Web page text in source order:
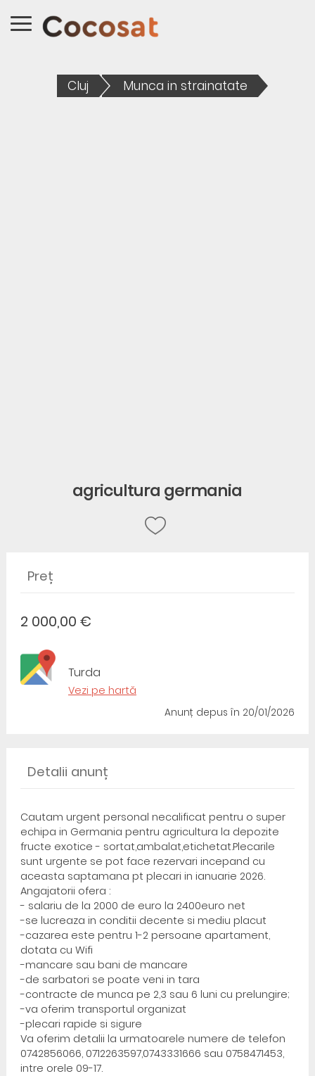
Cluj Munca in strainatate
agricultura germania
Preț
2 000,00 €
Turda
Vezi pe hartă
Anunț depusîn 20/01/2026
Detalii anunț
Cautam urgent personal necalificat pentru o super
echipa in Germania pentru agricultura la depozite
fructe exotice - sortat,ambalat,etichetat.Plecarile
sunt urgente se pot face rezervari incepand cu
aceasta saptamana pt plecari in ianuarie 2026.
Angajatorii ofera :
- salariu de la 2000 de euro la 2400euro net
-se lucreaza in conditii decente si mediu placut
-cazarea este pentru 1-2 persoane apartament,
dotata cu Wifi
-mancare sau bani de mancare
-de sarbatori se poate veni in tara
-contracte de munca pe 2,3 sau 6 luni cu prelungire;
-va oferim transportul organizat
-plecari rapide si sigure
Va oferim detalii la urmatoarele numere de telefon
0742856066, 0712263597,0743331666 sau 0758471453,
intre orele 09-17.